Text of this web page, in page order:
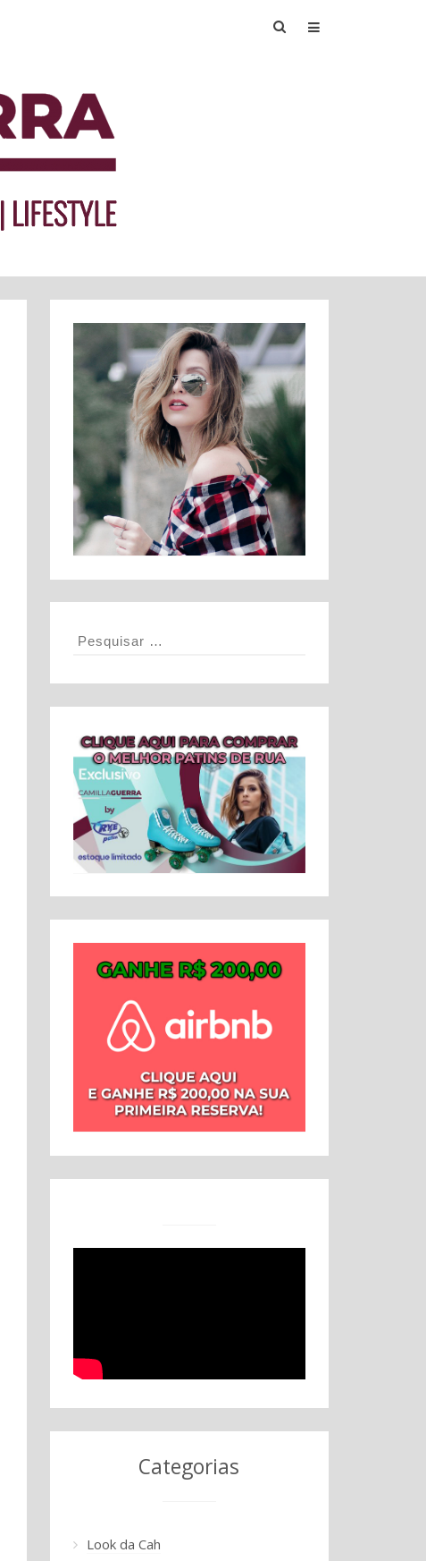
Categorias
Look da Cah